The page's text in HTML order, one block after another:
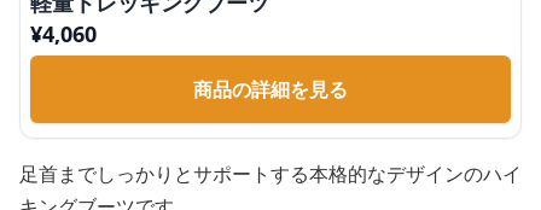
¥4,060
商品の詳細を見る
足首までしっかりとサポートする本格的なデザインのハイ